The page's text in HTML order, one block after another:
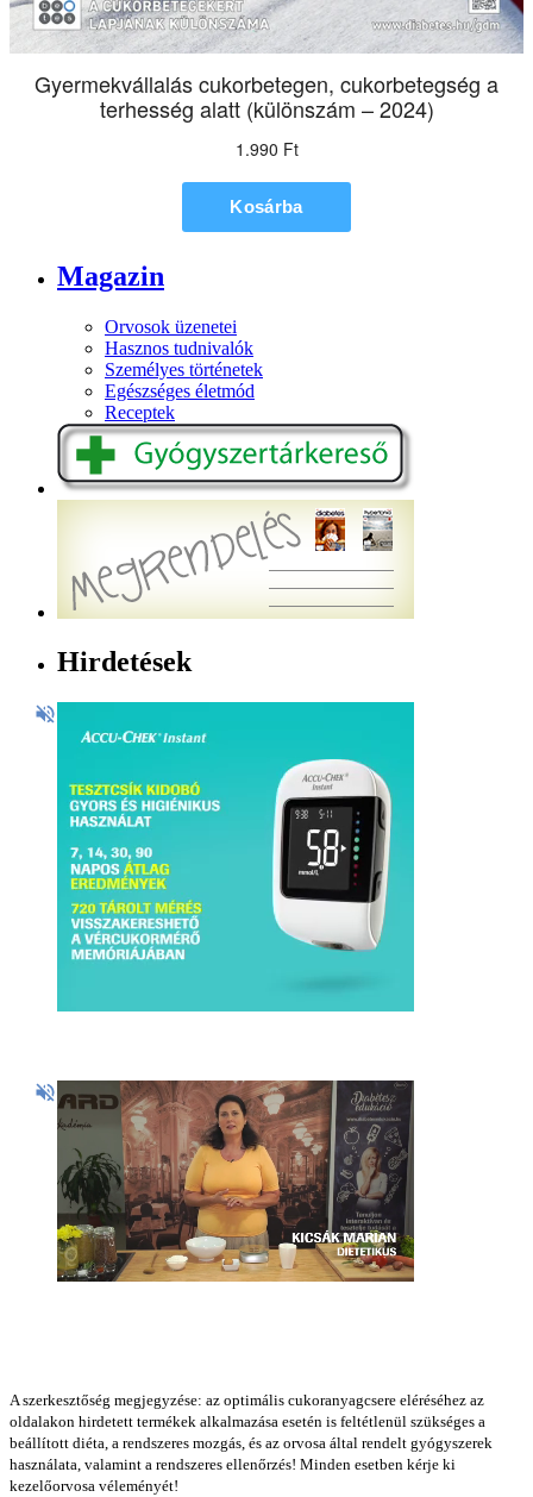
Magazin
Orvosok üzenetei
Hasznos tudnivalók
Személyes történetek
Egészséges életmód
Receptek
Hirdetések
A szerkesztőség megjegyzése: az optimális cukoranyagcsere eléréséhez az
oldalakon hirdetett termékek alkalmazása esetén is feltétlenül szükséges a
beállított diéta, a rendszeres mozgás, és az orvosa által rendelt gyógyszerek
használata, valamint a rendszeres ellenőrzés! Minden esetben kérje ki
kezelőorvosa véleményét!